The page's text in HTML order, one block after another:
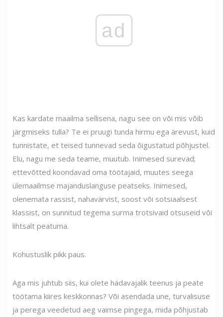
ad
Kas kardate maailma sellisena, nagu see on või mis võib
järgmiseks tulla? Te ei pruugi tunda hirmu ega ärevust, kuid
tunnistate, et teised tunnevad seda õigustatud põhjustel.
Elu, nagu me seda teame, muutub. Inimesed surevad;
ettevõtted koondavad oma töötajaid, muutes seega
ülemaailmse majanduslanguse peatseks. Inimesed,
olenemata rassist, nahavärvist, soost või sotsiaalsest
klassist, on sunnitud tegema surma trotsivaid otsuseid või
lihtsalt peatuma.
Kohustuslik pikk paus.
Aga mis juhtub siis, kui olete hädavajalik teenus ja peate
töötama kiires keskkonnas? Või asendada une, turvalisuse
ja perega veedetud aeg vaimse pingega, mida põhjustab